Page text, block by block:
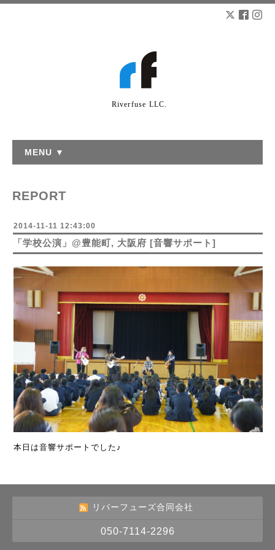
Riverfuse LLC.
MENU ▼
REPORT
2014-11-11 12:43:00
「学校公演」@豊能町, 大阪府 [音響サポート]
本日は音響サポートでした♪
リバーフューズ合同会社
050-7114-2296